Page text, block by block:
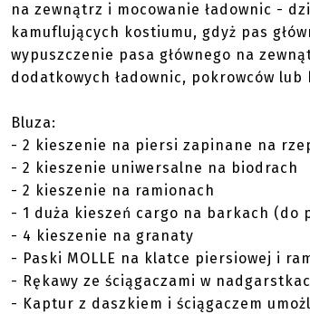
na zewnątrz i mocowanie ładownic -
kamuflujących kostiumu, gdyż pas
wypuszczenie pasa głównego na
dodatkowych ładownic, pokrowców lub
Bluza:
- 2 kieszenie na piersi zapinane na
- 2 kieszenie uniwersalne na biodrach
- 2 kieszenie na ramionach
- 1 duża kieszeń cargo na barkach (do
- 4 kieszenie na granaty
- Paski MOLLE na klatce piersiowej i
- Rękawy ze ściągaczami w
- Kaptur z daszkiem i ściągaczem